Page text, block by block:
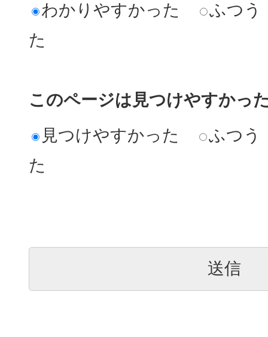
わかりやすかった
ふつう
た
このページは見つけやすかっ
見つけやすかった
ふつう
た